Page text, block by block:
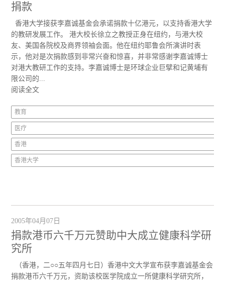
捐款
香港大学接获李嘉诚基金会承诺捐款十亿港元，以支持香港大学
的教研发展工作。 港大校长徐立之教授正身在纽约，与港大校
友、美国各院校及商界领袖会面。他在纽约耶鲁会所演讲时表
示，他对是次捐款感到非常兴奋和惊喜，并非常感谢李嘉诚博士
对港大教研工作的支持。李嘉诚博士是环球企业巨擘和记黄埔有
限公司的...
阅读全文
教育
医疗
香港
香港大学
2005年04月07日
捐款港币六千万元赞助中大成立健康科学研
究所
（香港，二○○五年四月七日）香港中文大学宣布获李嘉诚基金会
捐款港币六千万元，资助该校医学院成立一所健康科学研究所，